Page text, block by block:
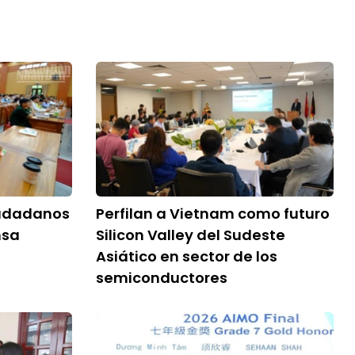
Perfilan a Vietnam como futuro
Silicon Valley del Sudeste
Asiático en sector de los
semiconductores